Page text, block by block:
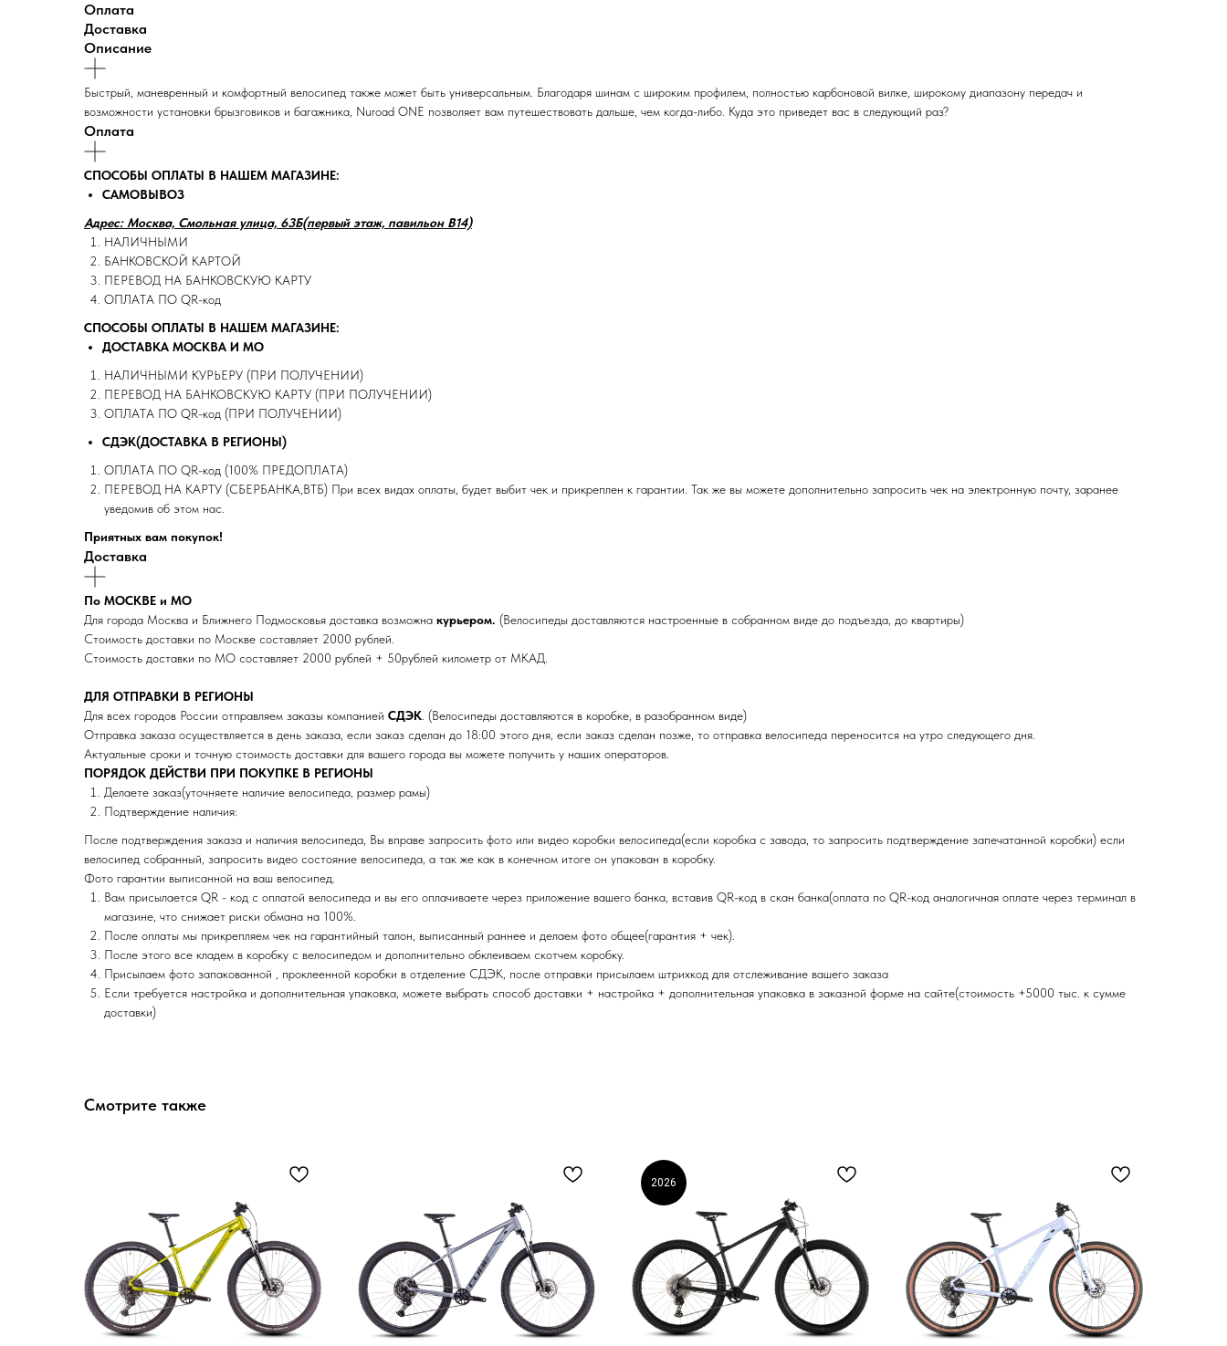
Оплата
Доставка
Описание
Быстрый, маневренный и комфортный велосипед также может быть универсальным. Благодаря шинам с широким профилем, полностью карбоновой вилке, широкому диапазону передач и
возможности установки брызговиков и багажника, Nuroad ONE позволяет вам путешествовать дальше, чем когда-либо. Куда это приведет вас в следующий раз?
Оплата
СПОСОБЫ ОПЛАТЫ В НАШЕМ МАГАЗИНЕ:
САМОВЫВОЗ
Адрес: Москва, Смольная улица, 63Б(первый этаж, павильон В14)
НАЛИЧНЫМИ
БАНКОВСКОЙ КАРТОЙ
ПЕРЕВОД НА БАНКОВСКУЮ КАРТУ
ОПЛАТА ПО QR-код
СПОСОБЫ ОПЛАТЫ В НАШЕМ МАГАЗИНЕ:
ДОСТАВКА МОСКВА И МО
НАЛИЧНЫМИ КУРЬЕРУ (ПРИ ПОЛУЧЕНИИ)
ПЕРЕВОД НА БАНКОВСКУЮ КАРТУ (ПРИ ПОЛУЧЕНИИ)
ОПЛАТА ПО QR-код (ПРИ ПОЛУЧЕНИИ)
СДЭК(ДОСТАВКА В РЕГИОНЫ)
ОПЛАТА ПО QR-код (100% ПРЕДОПЛАТА)
ПЕРЕВОД НА КАРТУ (СБЕРБАНКА,ВТБ) При всех видах оплаты, будет выбит чек и прикреплен к гарантии. Так же вы можете дополнительно запросить чек на электронную почту, заранее
уведомив об этом нас.
Приятных вам покупок!
Доставка
По МОСКВЕ и МО
Для города Москва и Ближнего Подмосковья доставка возможна курьером. (Велосипеды доставляются настроенные в собранном виде до подъезда, до квартиры)
Стоимость доставки по Москве составляет 2000 рублей.
Стоимость доставки по МО составляет 2000 рублей + 50рублей километр от МКАД.
ДЛЯ ОТПРАВКИ В РЕГИОНЫ
Для всех городов России отправляем заказы компанией СДЭК . (Велосипеды доставляются в коробке, в разобранном виде)
Отправка заказа осуществляется в день заказа, если заказ сделан до 18:00 этого дня, если заказ сделан позже, то отправка велосипеда переносится на утро следующего дня.
Актуальные сроки и точную стоимость доставки для вашего города вы можете получить у наших операторов.
ПОРЯДОК ДЕЙСТВИ ПРИ ПОКУПКЕ В РЕГИОНЫ
Делаете заказ(уточняете наличие велосипеда, размер рамы)
Подтверждение наличия:
После подтверждения заказа и наличия велосипеда, Вы вправе запросить фото или видео коробки велосипеда(если коробка с завода, то запросить подтверждение запечатанной коробки) если
велосипед собранный, запросить видео состояние велосипеда, а так же как в конечном итоге он упакован в коробку.
Фото гарантии выписанной на ваш велосипед.
Вам присылается QR - код с оплатой велосипеда и вы его оплачиваете через приложение вашего банка, вставив QR-код в скан банка(оплата по QR-код аналогичная оплате через терминал в
магазине, что снижает риски обмана на 100%.
После оплаты мы прикрепляем чек на гарантийный талон, выписанный раннее и делаем фото общее(гарантия + чек).
После этого все кладем в коробку с велосипедом и дополнительно обклеиваем скотчем коробку.
Присылаем фото запакованной , проклеенной коробки в отделение СДЭК, после отправки присылаем штрихкод для отслеживание вашего заказа
Если требуется настройка и дополнительная упаковка, можете выбрать способ доставки + настройка + дополнительная упаковка в заказной форме на сайте(стоимость +5000 тыс. к сумме
доставки)
Смотрите также
2026